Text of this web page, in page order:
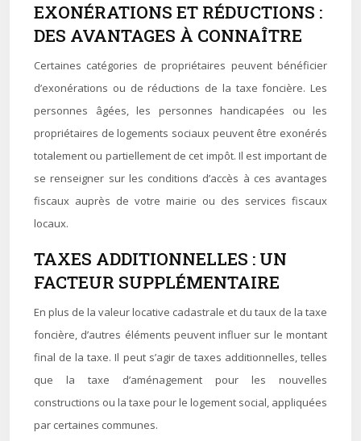
EXONÉRATIONS ET RÉDUCTIONS :
DES AVANTAGES À CONNAÎTRE
Certaines catégories de propriétaires peuvent bénéficier
d’exonérations ou de réductions de la taxe foncière. Les
personnes âgées, les personnes handicapées ou les
propriétaires de logements sociaux peuvent être exonérés
totalement ou partiellement de cet impôt. Il est important de
se renseigner sur les conditions d’accès à ces avantages
fiscaux auprès de votre mairie ou des services fiscaux
locaux.
TAXES ADDITIONNELLES : UN
FACTEUR SUPPLÉMENTAIRE
En plus de la valeur locative cadastrale et du taux de la taxe
foncière, d’autres éléments peuvent influer sur le montant
final de la taxe. Il peut s’agir de taxes additionnelles, telles
que la taxe d’aménagement pour les nouvelles
constructions ou la taxe pour le logement social, appliquées
par certaines communes.